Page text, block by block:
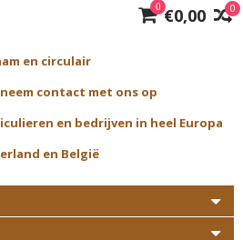
0
0 €0,00
en circulair
contact met ons op
en bedrijven in heel Europa
en België